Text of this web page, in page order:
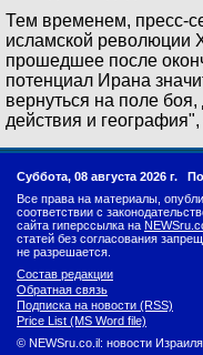
Тем временем, пресс-
исламской революции
прошедшее после
потенциал Ирана
вернуться на поле
действия и
Суббота, 08 августа 2026 г.
Все права на материалы,
соответствии с
сайта гиперссылка на
статей без согласования
не разрешается.
Состав редакции
Обратная связь
Подписка на новости (RSS)
Price List (MS Word file)
© NEWSru.co.il: новости